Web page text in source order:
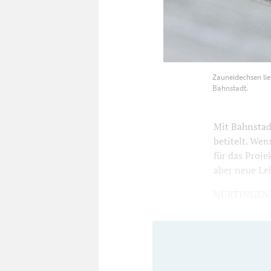
Bahnstadt. Foto: Adobe
Zauneidechsen
Bahnstadt.
Mit
betitelt.
für das
aber neue